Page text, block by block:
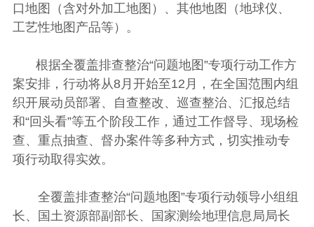
口地图（含对外加工地图）、其他地图（地球仪、
工艺性地图产品等）。
根据全覆盖排查整治“问题地图”专项行动工作方
案安排，行动将从8月开始至12月，在全国范围内组
织开展动员部署、自查整改、巡查整治、汇报总结
和“回头看”等五个阶段工作，通过工作督导、现场检
查、重点抽查、督办案件等多种方式，切实推动专
项行动取得实效。
全覆盖排查整治“问题地图”专项行动领导小组组
长、国土资源部副部长、国家测绘地理信息局局长